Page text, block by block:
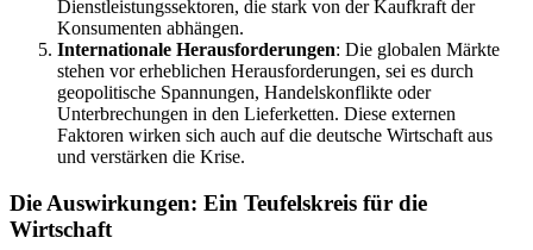
Dienstleistungssektoren, die stark von der Kaufkraft der
Konsumenten abhängen.
Internationale Herausforderungen: Die globalen Märkte
stehen vor erheblichen Herausforderungen, sei es durch
geopolitische Spannungen, Handelskonflikte oder
Unterbrechungen in den Lieferketten. Diese externen
Faktoren wirken sich auch auf die deutsche Wirtschaft aus
und verstärken die Krise.
Die Auswirkungen: Ein Teufelskreis für die
Wirtschaft